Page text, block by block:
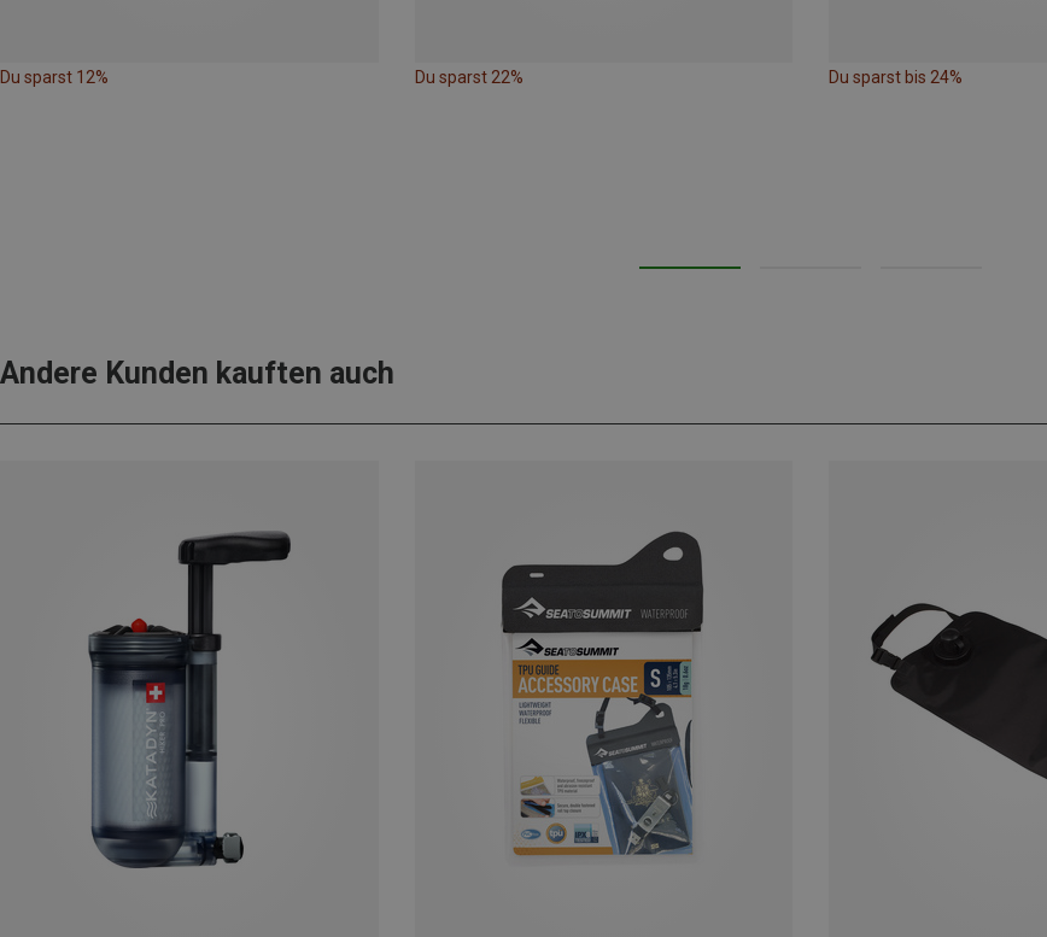
Du sparst 12% Du sparst 22% Du sparst bis 24%
Andere Kunden kauften auch